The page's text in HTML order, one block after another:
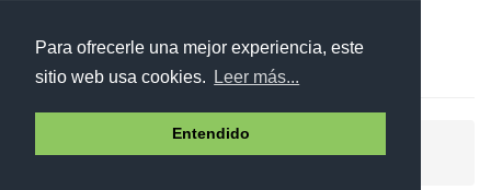
Para ofrecerle una mejor experiencia, este
sitio web usa cookies.
Leer más...
Entendido
Aviso legal